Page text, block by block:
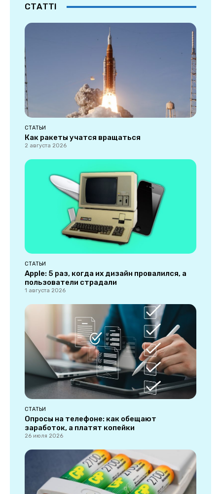
СТАТТІ
СТАТЬИ
Как ракеты учатся вращаться
2 августа 2026
СТАТЬИ
Apple: 5 раз, когда их дизайн провалился, а
пользователи страдали
1 августа 2026
СТАТЬИ
Опросы на телефоне: как обещают
заработок, а платят копейки
26 июля 2026